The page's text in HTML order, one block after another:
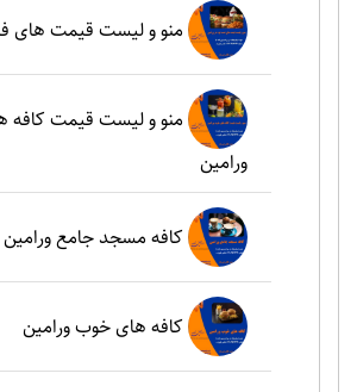
منو و لیست قیمت های
منو و لیست قیمت
ورامین
کافه مسجد جامع ورامین
کافه های خوب ورامین